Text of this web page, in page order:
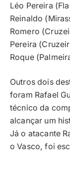
Léo Pereira
Reinaldo
Romero
Pereira
Roque
Outros dois
foram Rafael
técnico da
alcançar um
Já o atacante
o Vasco, foi